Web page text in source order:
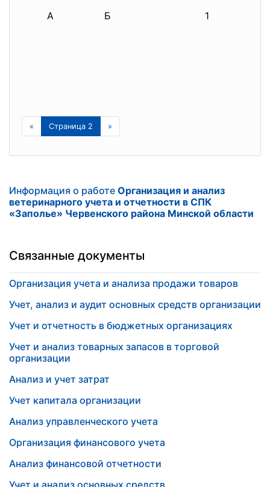
А Б 1
« Страница 2 »
Информация о работе Организация и анализ
ветеринарного учета и отчетности в СПК
«Заполье» Червенского района Минской области
Связанные документы
Организация учета и анализа продажи товаров
Учет, анализ и аудит основных средств организации
Учет и отчетность в бюджетных организациях
Учет и анализ товарных запасов в торговой
организации
Анализ и учет затрат
Учет капитала организации
Анализ управленческого учета
Организация финансового учета
Анализ финансовой отчетности
Учет и анализ основных средств